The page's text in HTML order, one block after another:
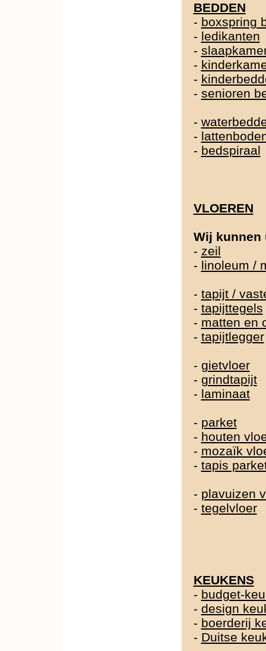
BEDDEN
- boxspring
- ledikanten
-
-
-
- senioren
-
-
- bedspiraal
VLOEREN
Wij kunnen
- zeil
- linoleum /
- tapijt /
- tapijttegels
- matten en
- tapijtlegger
- gietvloer
- grindtapijt
- laminaat
- parket
- houten
- mozaïk
- tapis
- plavuizen
- tegelvloer
KEUKENS
- budget-
- design
- boerderij
- Duitse